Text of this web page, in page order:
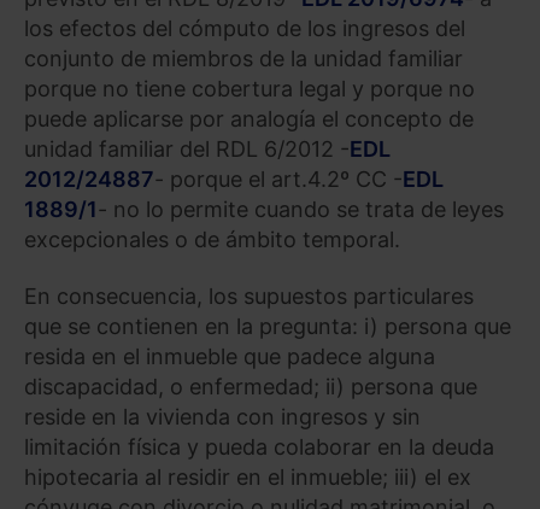
los efectos del cómputo de los ingresos del
conjunto de miembros de la unidad familiar
porque no tiene cobertura legal y porque no
puede aplicarse por analogía el concepto de
unidad familiar del RDL 6/2012 -EDL
2012/24887- porque el art.4.2º CC -EDL
1889/1- no lo permite cuando se trata de leyes
excepcionales o de ámbito temporal.
En consecuencia, los supuestos particulares
que se contienen en la pregunta: i) persona que
resida en el inmueble que padece alguna
discapacidad, o enfermedad; ii) persona que
reside en la vivienda con ingresos y sin
limitación física y pueda colaborar en la deuda
hipotecaria al residir en el inmueble; iii) el ex